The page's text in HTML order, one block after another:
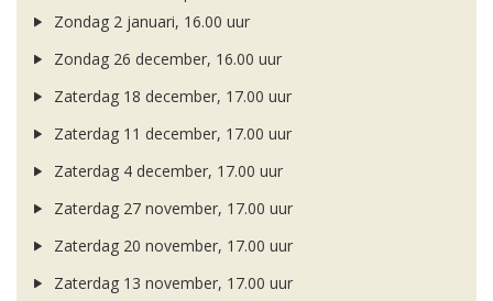
Zondag 2 januari, 16.00 uur
Zondag 26 december, 16.00 uur
Zaterdag 18 december, 17.00 uur
Zaterdag 11 december, 17.00 uur
Zaterdag 4 december, 17.00 uur
Zaterdag 27 november, 17.00 uur
Zaterdag 20 november, 17.00 uur
Zaterdag 13 november, 17.00 uur